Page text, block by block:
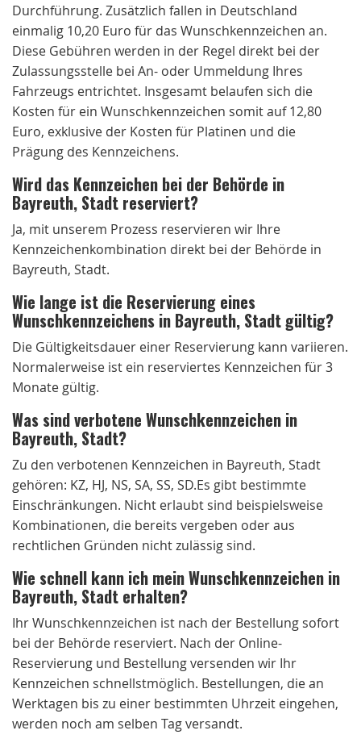
Durchführung. Zusätzlich fallen in Deutschland
einmalig 10,20 Euro für das Wunschkennzeichen an.
Diese Gebühren werden in der Regel direkt bei der
Zulassungsstelle bei An- oder Ummeldung Ihres
Fahrzeugs entrichtet. Insgesamt belaufen sich die
Kosten für ein Wunschkennzeichen somit auf 12,80
Euro, exklusive der Kosten für Platinen und die
Prägung des Kennzeichens.
Wird das Kennzeichen bei der Behörde in
Bayreuth, Stadt reserviert?
Ja, mit unserem Prozess reservieren wir Ihre
Kennzeichenkombination direkt bei der Behörde in
Bayreuth, Stadt.
Wie lange ist die Reservierung eines
Wunschkennzeichens in Bayreuth, Stadt gültig?
Die Gültigkeitsdauer einer Reservierung kann variieren.
Normalerweise ist ein reserviertes Kennzeichen für 3
Monate gültig.
Was sind verbotene Wunschkennzeichen in
Bayreuth, Stadt?
Zu den verbotenen Kennzeichen in Bayreuth, Stadt
gehören: KZ, HJ, NS, SA, SS, SD.Es gibt bestimmte
Einschränkungen. Nicht erlaubt sind beispielsweise
Kombinationen, die bereits vergeben oder aus
rechtlichen Gründen nicht zulässig sind.
Wie schnell kann ich mein Wunschkennzeichen in
Bayreuth, Stadt erhalten?
Ihr Wunschkennzeichen ist nach der Bestellung sofort
bei der Behörde reserviert. Nach der Online-
Reservierung und Bestellung versenden wir Ihr
Kennzeichen schnellstmöglich. Bestellungen, die an
Werktagen bis zu einer bestimmten Uhrzeit eingehen,
werden noch am selben Tag versandt.